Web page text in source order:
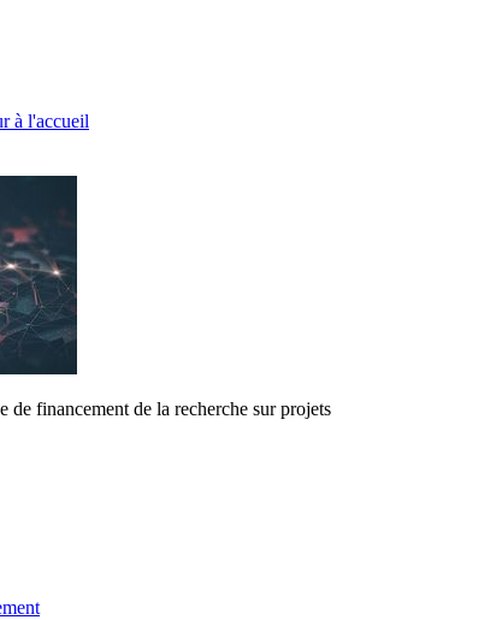
de financement de la recherche sur projets